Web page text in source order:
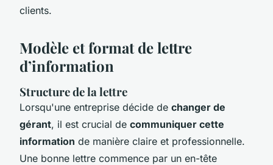
clients.
Modèle et format de lettre
d’information
Structure de la lettre
Lorsqu'une entreprise décide de changer de
gérant, il est crucial de communiquer cette
information de manière claire et professionnelle.
Une bonne lettre commence par un en-tête